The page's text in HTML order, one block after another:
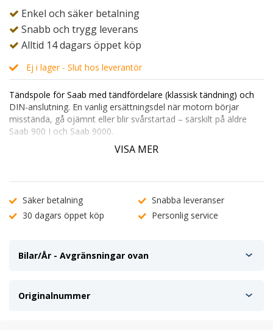
Enkel och säker betalning
Snabb och trygg leverans
Alltid 14 dagars öppet köp
Ej i lager - Slut hos leverantör
Tändspole förSaab med tändfördelare (klassisk tändning) och
DIN-anslutning. En vanlig ersättningsdel när motorn börjar
misstända, gå ojämnt eller blir svårstartad – särskilt på äldre
Saab 900 I och Saab 9000.
Tändspole till Saab – för fordon med tändfördelare
på tomgång. Att byta tändspole i tid kan återställa stabil
tomgång och bättre startvillighet.
Anslutningstyp:DIN
VISA MER
Säker betalning
Snabba leveranser
30 dagars öppet köp
Personlig service
Bilar/År - Avgränsningar ovan
Originalnummer